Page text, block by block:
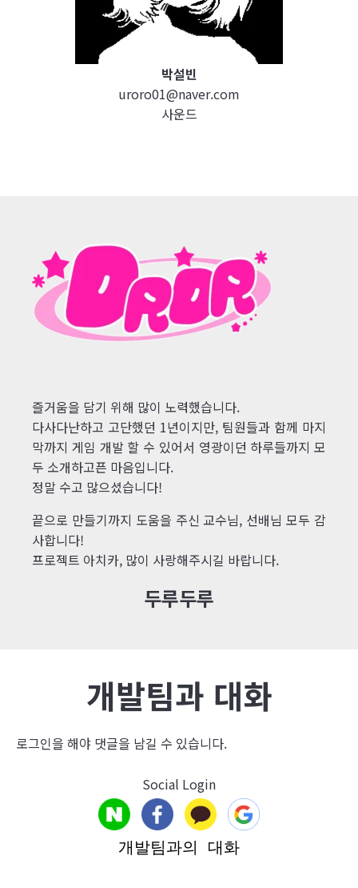
박설빈
uroro01@naver.com
사운드
즐거움을 담기 위해 많이 노력했습니다.
다사다난하고 고단했던 1년이지만, 팀원들과 함께 마지
막까지 게임 개발 할 수 있어서 영광이던 하루들까지 모
두 소개하고픈 마음입니다.
정말 수고 많으셨습니다!
끝으로 만들기까지 도움을 주신 교수님, 선배님 모두 감
사합니다!
프로젝트 아치카, 많이 사랑해주시길 바랍니다.
두루두루
개발팀과 대화
로그인을 해야 댓글을 남길 수 있습니다.
Social Login
개발팀과의 대화